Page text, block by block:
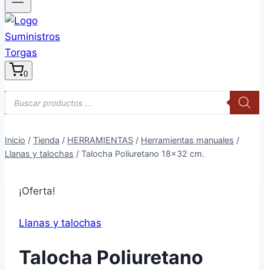
0
Búsqueda
de
productos
Inicio / Tienda / HERRAMIENTAS / Herramientas manuales /
Llanas y talochas / Talocha Poliuretano 18×32 cm.
¡Oferta!
Llanas y talochas
Talocha Poliuretano